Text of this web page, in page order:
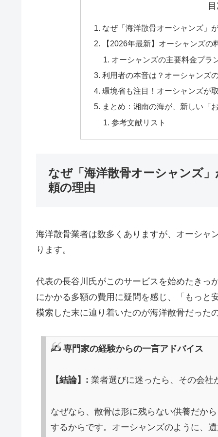
なぜ「海洋散骨オーシャンズ」
【2026年最新】オーシャンズ
オーシャンズの主要料金プラ
利用者の本音は？オーシャンズ
環境省も注目！オーシャンズが
まとめ：湘南の海が、新しい「
参考文献リスト
なぜ「海洋散骨オーシャンズ
頼の理由
海洋散骨業者は数多くありますが、オーシャ
ります。
代表の長谷川氏がこのサービスを始めたきっ
にかかる多額の費用に疑問を感じ、「もっと
模索した末に辿り着いたのが海洋散骨だった
✍️ 専門家の経験からの一言アドバイス
【結論】: 業者選びに迷ったら、その会
なぜなら、散骨は形に残らない供養だか
するからです。オーシャンズのように、